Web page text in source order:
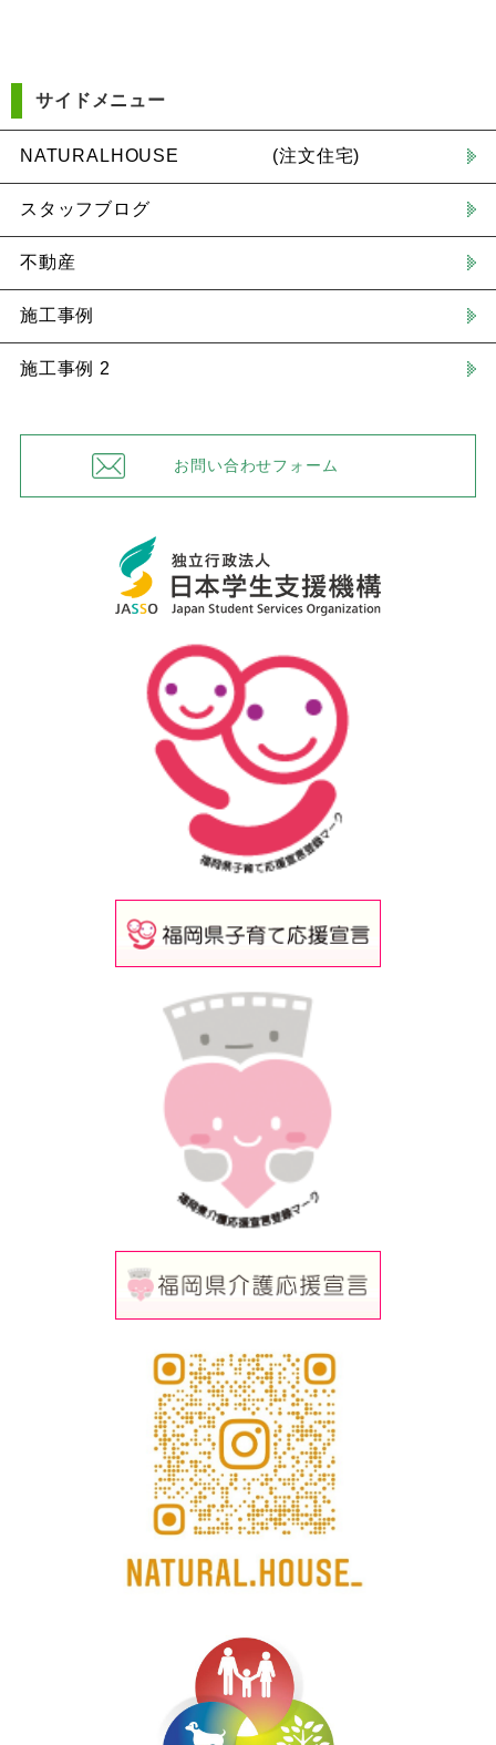
サイドメニュー
NATURALHOUSE (注文住宅)
スタッフブログ
不動産
施工事例
施工事例 2
お問い合わせフォーム